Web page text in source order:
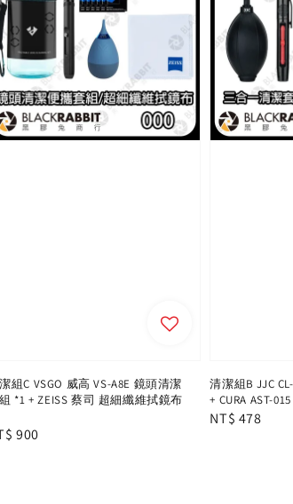
組C VSGO 威高 VS-A8E 鏡頭清潔
*1 + ZEISS 蔡司 超細纖維拭鏡布
900
清潔組B JJC
+ CURA AST-
Regular
NT$ 478